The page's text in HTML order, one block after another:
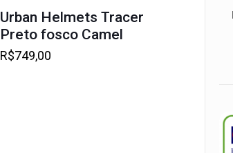
Urban Helmets Tracer
Preto fosco Camel
R$749,00